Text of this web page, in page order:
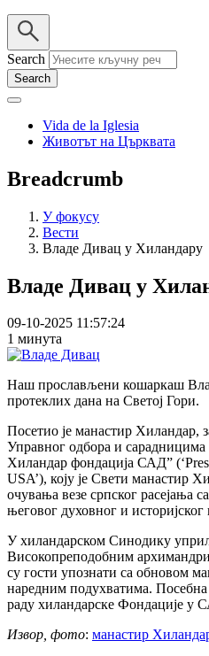
Search
Vida de la Iglesia
Животът на Църквата
Breadcrumb
У фокусу
Вести
Владе Дивац у Хиландару
Владе Дивац у
09-10-2025 11:57:24
1 минута
Наш прослављени кошаркаш
протеклих дана на Светој Гори.
Посетио је манастир Хиландар,
Управног одбора и сарадницима
Хиландар фондација САД”
USA’), коју је Свети манастир
очувања везе српског расејања
његовог духовног и историјског
У хиландарском Синодику
Високопреподобним
су гости упознати са обновом
наредним подухватима.
раду хиландарске Фондације у
Извор, фото: манастир